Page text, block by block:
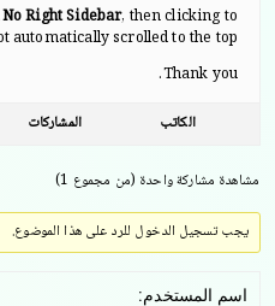
Right Sidebar, then clicking to
automatically scrolled to the top.
Thank you.
الكاتب
المشاركات
مشاهدة مشاركة واحدة (من مجموع 1)
يجب تسجيل الدخول للرد على هذا الموضوع.
اسم المستخدم: